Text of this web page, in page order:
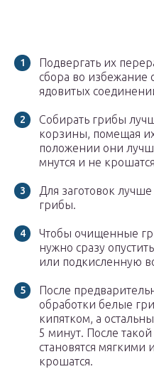
Подвергать их
сбора во избежание
ядовитых
Собирать грибы
корзины, помещая
положении они
мнутся и не
Для заготовок
грибы.
Чтобы очищенные
нужно сразу
или подкисленную
После
обработки белые
кипятком, а
5 минут. После
становятся мягкими
крошатся.